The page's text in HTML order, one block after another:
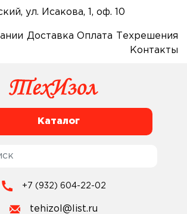
ул. Исакова, 1, оф. 10
Доставка Оплата
Техрешения
Контакты
Каталог
+7 (932) 604-22-02
tehizol@list.ru